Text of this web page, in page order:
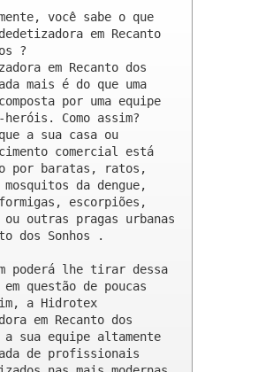
você sabe o que
em Recanto
?
em Recanto dos
mais é do que uma
por uma equipe
Como assim?
a sua casa ou
comercial está
por baratas, ratos,
da dengue,
escorpiões,
ou outras pragas urbanas
dos Sonhos .
poderá lhe tirar dessa
questão de poucas
a Hidrotex
em Recanto dos
a sua equipe altamente
de profissionais